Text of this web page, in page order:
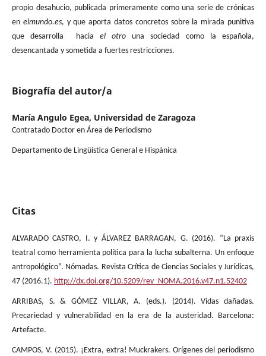
propio desahucio, publicada primeramente como una serie de crónicas
en elmundo.es, y que aporta datos concretos sobre la mirada punitiva
que desarrolla hacia el otro una sociedad como la española,
desencantada y sometida a fuertes restricciones.
Biografía del autor/a
María Angulo Egea, Universidad de Zaragoza
Contratado Doctor en Área de Periodismo
Departamento de Lingüística General e Hispánica
Citas
ALVARADO CASTRO, I. y ÁLVAREZ BARRAGAN, G. (2016). “La praxis
teatral como herramienta política para la lucha subalterna. Un enfoque
antropológico”. Nómadas. Revista Crítica de Ciencias Sociales y Jurídicas,
47 (2016.1). http://dx.doi.org/10.5209/rev_NOMA.2016.v47.n1.52402
ARRIBAS, S. & GÓMEZ VILLAR, A. (eds.). (2014). Vidas dañadas.
Precariedad y vulnerabilidad en la era de la austeridad. Barcelona:
Artefacte.
CAMPOS, V. (2015). ¡Extra, extra! Muckrakers. Orígenes del periodismo